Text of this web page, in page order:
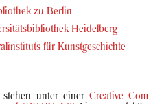
zu Ber­lin
Hei­del­berg
für Kunst­ge­schich­te
ste­hen unter einer Crea­ti­ve Com­